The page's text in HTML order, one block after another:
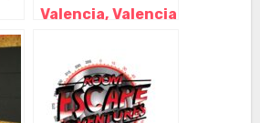
Valencia, Valencia